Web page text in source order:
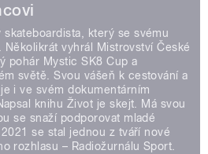
skateboardista, který se svému
vyhrál Mistrovství České
pohár Mystic SK8 Cup a
světě. Svou vášeň k cestování a
i ve svém dokumentárním
knihu Život je skejt. Má svou
se snaží podporovat mladé
se stal jednou z tváří nové
rozhlasu – Radiožurnálu Sport.